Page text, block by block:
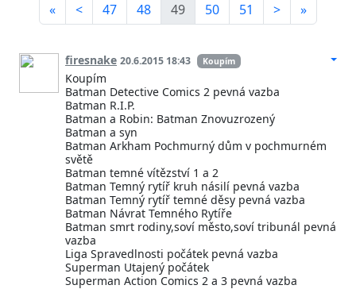
«
< 47 48 49 50 51 > »
firesnake 20.6.2015 18:43 Koupím
Koupím
Batman Detective Comics 2 pevná vazba
Batman R.I.P.
Batman a Robin: Batman Znovuzrozený
Batman a syn
Batman Arkham Pochmurný dům v pochmurném
světě
Batman temné vítězství 1 a 2
Batman Temný rytíř kruh násilí pevná vazba
Batman Temný rytíř temné děsy pevná vazba
Batman Návrat Temného Rytíře
Batman smrt rodiny,soví město,soví tribunál pevná
vazba
Liga Spravedlnosti počátek pevná vazba
Superman Utajený počátek
Superman Action Comics 2 a 3 pevná vazba